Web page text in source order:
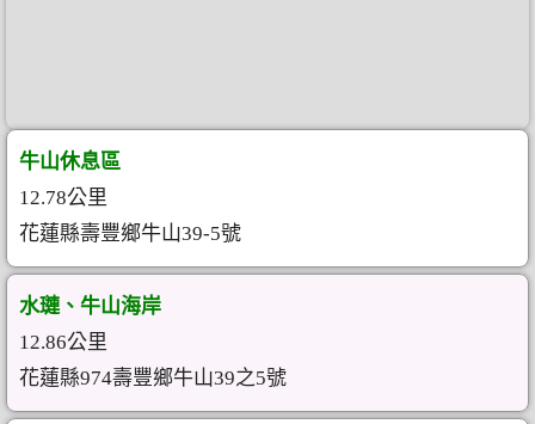
牛山休息區
12.78公里
花蓮縣壽豐鄉牛山39-5號
水璉、牛山海岸
12.86公里
花蓮縣974壽豐鄉牛山39之5號